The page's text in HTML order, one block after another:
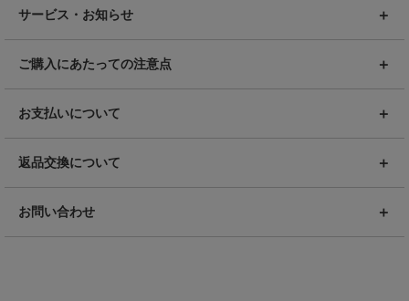
サービス・お知らせ
ご購入にあたっての注意点
お支払いについて
返品交換について
お問い合わせ